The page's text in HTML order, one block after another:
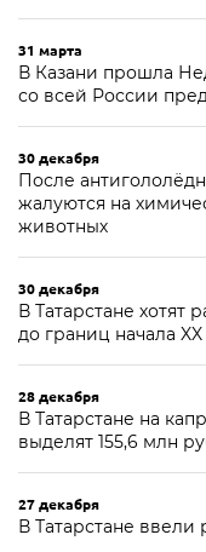
31 марта
В Казани прошла
со всей России
30 декабря
После
жалуются на
животных
30 декабря
В Татарстане
до границ начала XX
28 декабря
В Татарстане на
выделят 155,6 млн
27 декабря
В Татарстане